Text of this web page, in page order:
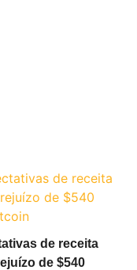
de receita
de $540